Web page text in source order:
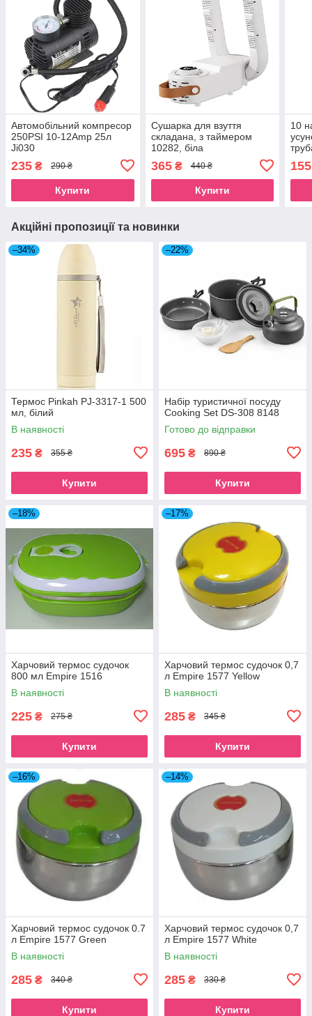
Автомобільний компресор
250PSI 10-12Amp 25л
Ji030
235 ₴ 290 ₴
Купити
Сушарка для взуття
складана, з таймером
10282, біла
365₴ 440 ₴
Купити
10
155
Акційні пропозиції та новинки
–34%
Термос Pinkah PJ-3317-1 500
мл, білий
В наявності
235 ₴ 355 ₴
Купити
–22%
Набір туристичної посуду
Cooking Set DS-308 8148
Готово до відправки
695 ₴ 890 ₴
Купити
–18%
Харчовий термос судочок
800 мл Empire 1516
В наявності
225 ₴ 275 ₴
Купити
–17%
Харчовий термос судочок 0,7
л Empire 1577 Yellow
В наявності
285 ₴ 345 ₴
Купити
–16%
Харчовий термос судочок 0.7
л Empire 1577 Green
В наявності
285 ₴ 340 ₴
Купити
–14%
Харчовий термос судочок 0,7
л Empire 1577 White
В наявності
285 ₴ 330 ₴
Купити